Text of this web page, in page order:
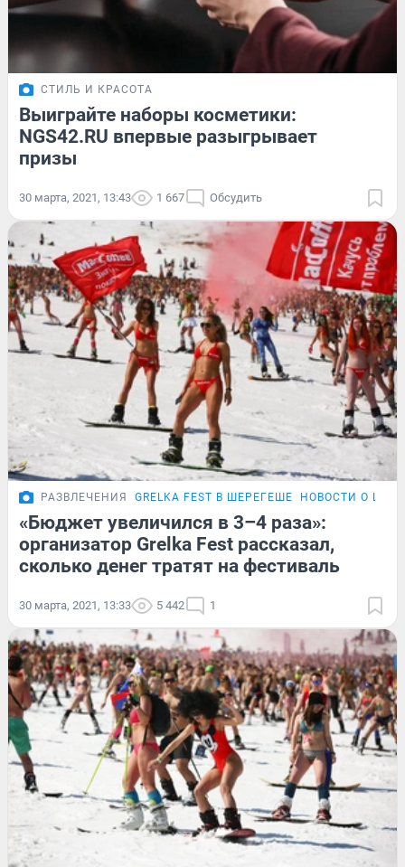
СТИЛЬ И КРАСОТА
Выиграйте наборы косметики:
NGS42.RU впервые разыгрывает
призы
30 марта, 2021, 13:43 1 667 Обсудить
РАЗВЛЕЧЕНИЯ GRELKA FEST В ШЕРЕГЕШЕ НОВОСТИ О
«Бюджет увеличился в 3–4 раза»:
организатор Grelka Fest рассказал,
сколько денег тратят на фестиваль
30 марта, 2021, 13:33 5 442 1